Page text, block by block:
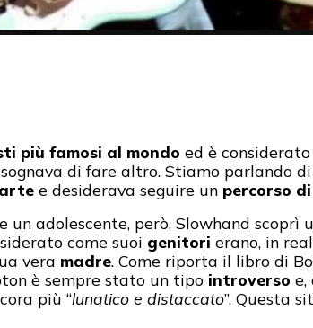
più famosi al mondo ed è considerato
di fare altro. Stiamo parlando di
arte e desiderava seguire un percorso
un adolescente, però, Slowhand scoprì
come suoi genitori erano, in
vera madre. Come riporta il libro di
è sempre stato un tipo introverso e,
più “lunatico e distaccato”. Questa